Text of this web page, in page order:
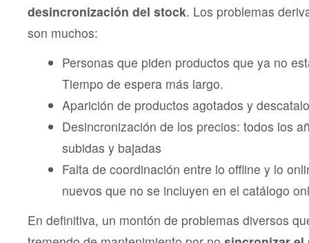
desincronización del stock. Los problemas
son muchos:
Personas que piden productos que ya no
Tiempo de espera más largo.
Aparición de productos agotados y
Desincronización de los precios: todos los
subidas y bajadas
Falta de coordinación entre lo offline y lo
nuevos que no se incluyen en el catálogo
En definitiva, un montón de problemas diversos